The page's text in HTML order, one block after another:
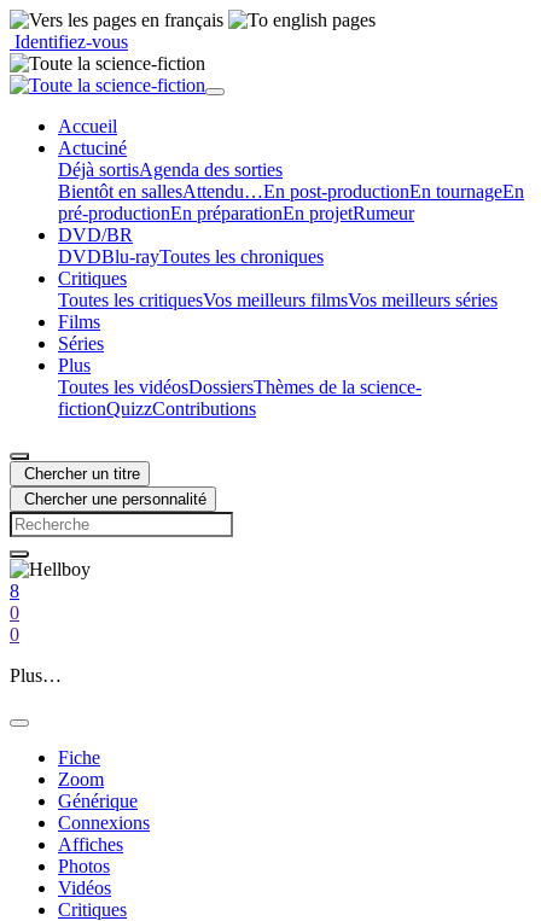
Identifiez-vous
Accueil
Actuciné
Déjà sortisAgenda des sorties
Bientôt en sallesAttendu…En post-productionEn tournageEn
pré-productionEn préparationEn projetRumeur
DVD/BR
DVDBlu-rayToutes les chroniques
Critiques
Toutes les critiquesVos meilleurs filmsVos meilleurs séries
Films
Séries
Plus
Toutes les vidéosDossiersThèmes de la science-
fictionQuizzContributions
Chercher un titre
Chercher une personnalité
8
0
0
Plus…
Fiche
Zoom
Générique
Connexions
Affiches
Photos
Vidéos
Critiques